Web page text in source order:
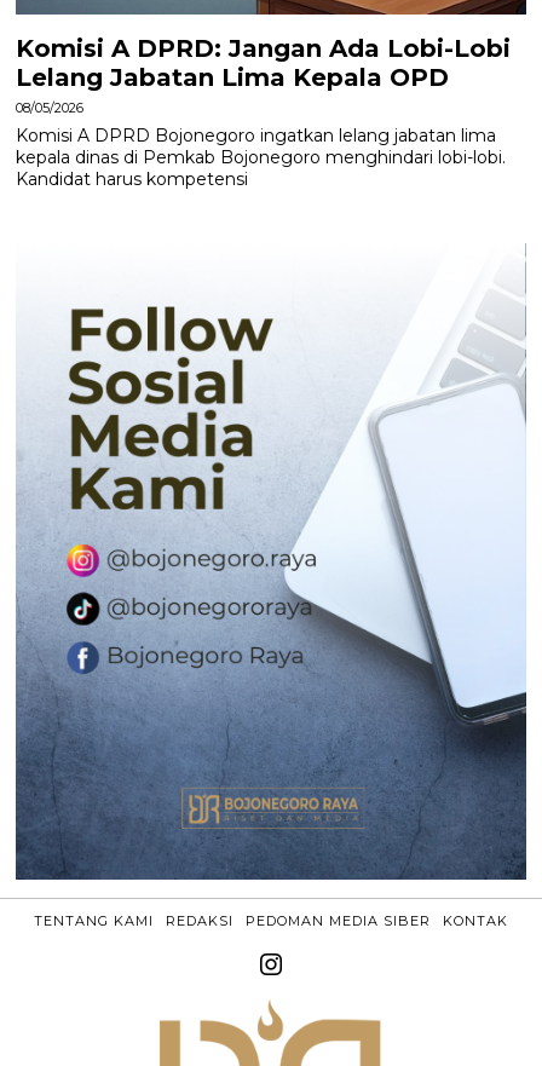
Komisi A DPRD: Jangan Ada Lobi-Lobi
Lelang Jabatan Lima Kepala OPD
08/05/2026
Komisi A DPRD Bojonegoro ingatkan lelang jabatan lima
kepala dinas di Pemkab Bojonegoro menghindari lobi-lobi.
Kandidat harus kompetensi
TENTANG KAMI REDAKSI PEDOMAN MEDIA SIBER KONTAK